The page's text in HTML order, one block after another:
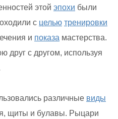
этой эпохи были
с целью тренировки
и показа мастерства.
друг с другом, используя
различные виды
щиты и булавы. Рыцари